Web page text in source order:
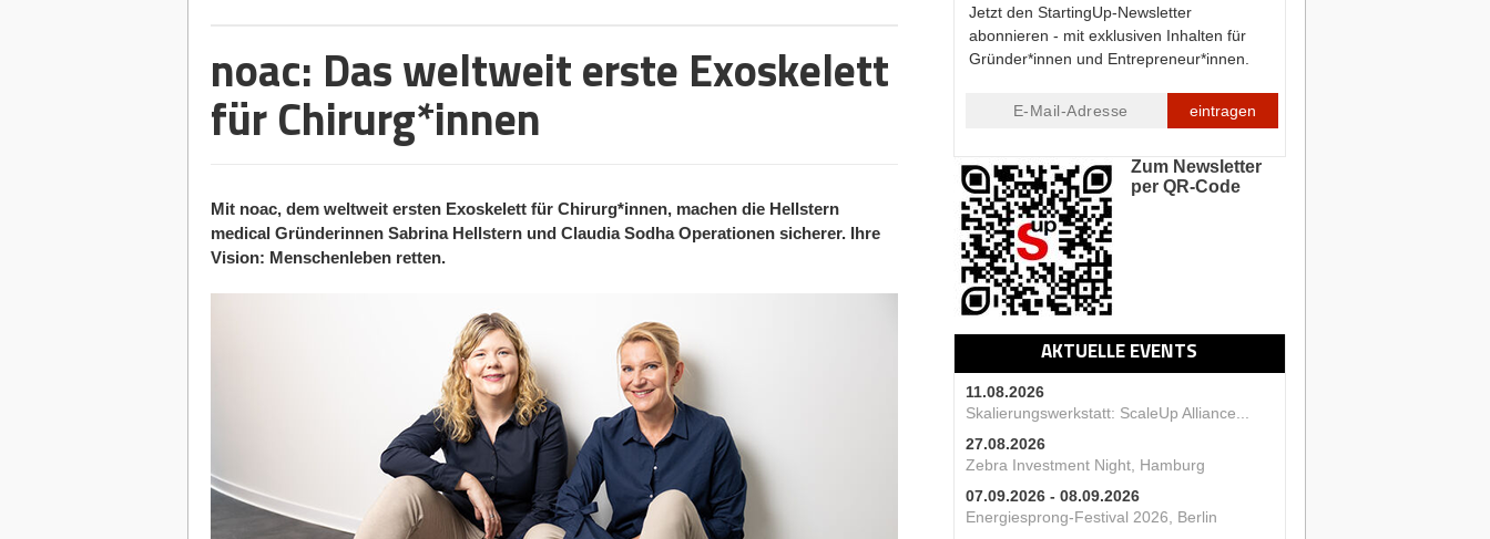
Jetzt den StartingUp-Newsletter
abonnieren - mit exklusiven Inhalten für
Gründer*innen und Entrepreneur*innen.
eintragen
Zum Newsletter
per QR-Code
AKTUELLE EVENTS
11.08.2026
Skalierungswerkstatt: ScaleUp Alliance...
27.08.2026
Zebra Investment Night, Hamburg
07.09.2026 - 08.09.2026
Energiesprong-Festival 2026, Berlin
noac: Das weltweit erste Exoskelett
für Chirurg*innen
Mit noac, dem weltweit ersten Exoskelett für Chirurg*innen, machen die Hellstern
medical Gründerinnen Sabrina Hellstern und Claudia Sodha Operationen sicherer. Ihre
Vision: Menschenleben retten.